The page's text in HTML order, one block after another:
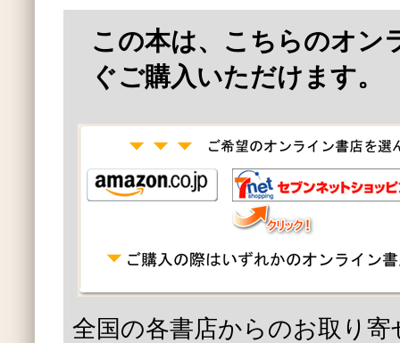
この本は、こちらのオン
ぐご購入いただけます。
全国の各書店からのお取り